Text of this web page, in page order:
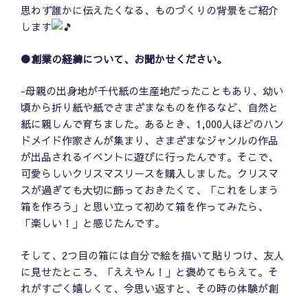
思わず誰かに伝えたくなる、ものづくりの背景をご紹介
します
●創業の経緯について、お聞かせください。
-母親の出身地が千代紙の生産地だったこともあり、幼い
頃から折り紙や紙でさまざまなものを作るなど、自然と
紙に親しんで育ちました。あるとき、1,000人ほどのハン
ドメイド作家さんが集まり、さまざまなジャンルの作品
が出品されるイベントに遊びに行ったんです。そこで、
可愛らしいクリスマスリースを購入しました。クリスマ
スが過ぎても大切に飾っておきたくて、「これをしまう
箱を作ろう」と思い立って初めて箱を作ってみたら、
「楽しい！」と感じたんです。
そして、2つ目の箱には自分で絵を描いて貼りつけ、友人
に見せたところ、「ええやん！」と褒めてもらえて。そ
れがすごく嬉しくて、今思い返すと、その時の体験が創